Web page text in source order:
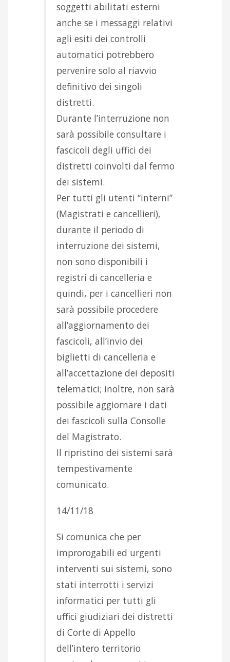
soggetti abilitati esterni
anche se i messaggi relativi
agli esiti dei controlli
automatici potrebbero
pervenire solo al riavvio
definitivo dei singoli
distretti.
Durante l’interruzione non
sarà possibile consultare i
fascicoli degli uffici dei
distretti coinvolti dal fermo
dei sistemi.
Per tutti gli utenti “interni”
(Magistrati e cancellieri),
durante il periodo di
interruzione dei sistemi,
non sono disponibili i
registri di cancelleria e
quindi, per i cancellieri non
sarà possibile procedere
all’aggiornamento dei
fascicoli, all’invio dei
biglietti di cancelleria e
all’accettazione dei depositi
telematici; inoltre, non sarà
possibile aggiornare i dati
dei fascicoli sulla Consolle
del Magistrato.
Il ripristino dei sistemi sarà
tempestivamente
comunicato.
14/11/18
Si comunica che per
improrogabili ed urgenti
interventi sui sistemi, sono
stati interrotti i servizi
informatici per tutti gli
uffici giudiziari dei distretti
di Corte di Appello
dell’intero territorio